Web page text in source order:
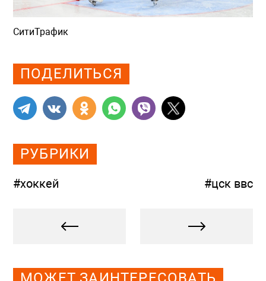
СитиТрафик
ПОДЕЛИТЬСЯ
РУБРИКИ
#хоккей #цск ввс